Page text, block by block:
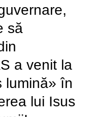
să
a venit la
lumină» în
lui Isus